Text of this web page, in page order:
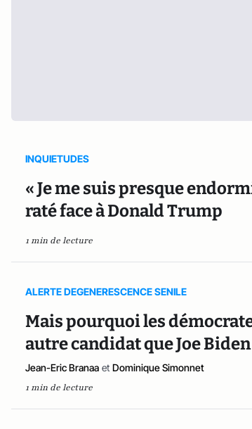
INQUIETUDES
« Je me suis presque
raté face à Donald Trump
1 min de lecture
ALERTE DEGENERESCENCE SENILE
Mais pourquoi les
autre candidat que Joe Biden
Jean-Eric Branaa et Dominique Simonnet
1 min de lecture